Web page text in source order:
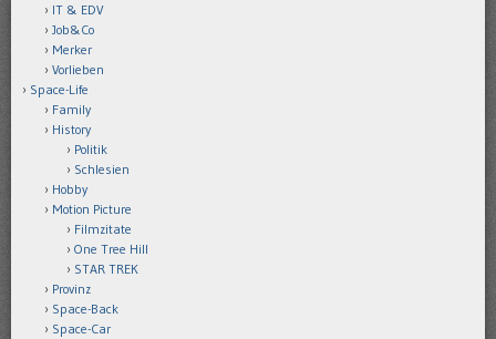
IT & EDV
Job&Co
Merker
Vorlieben
Space-Life
Family
History
Politik
Schlesien
Hobby
Motion Picture
Filmzitate
One Tree Hill
STAR TREK
Provinz
Space-Back
Space-Car